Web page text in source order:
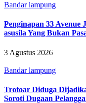
Bandar lampung
Penginapan 33 Avenue
asusila Yang Bukan
3 Agustus 2026
Bandar lampung
Trotoar Diduga
Soroti Dugaan